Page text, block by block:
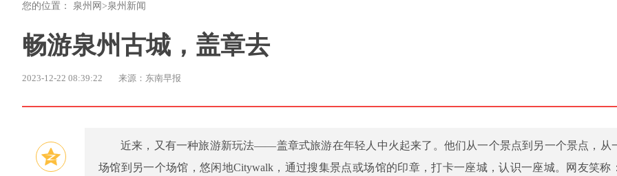
您的位置： 泉州网 >泉州新闻
畅游泉州古城，盖章去
2023-12-22 08:39:22 来源：东南早报
近来，又有一种旅游新玩法——盖章式旅游在年轻人中火起来了。他们从一个景点到另一个景点，从
场馆到另一个场馆，悠闲地Citywalk，通过搜集景点或场馆的印章，打卡一座城，认识一座城。网友笑称